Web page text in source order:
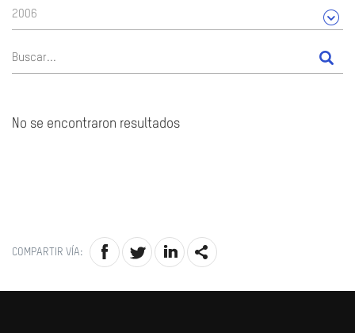
2006
No se encontraron resultados
COMPARTIR VÍA: